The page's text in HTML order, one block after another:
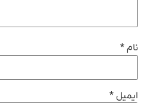
نام *
ایمیل *